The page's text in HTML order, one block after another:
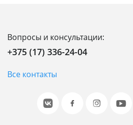
Вопросы и консультации:
+375 (17) 336-24-04
Все контакты